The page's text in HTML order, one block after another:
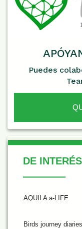
Puedes
De Interés
DE INTERÉS
AQUILA a-LIFE
Birds journey diaries